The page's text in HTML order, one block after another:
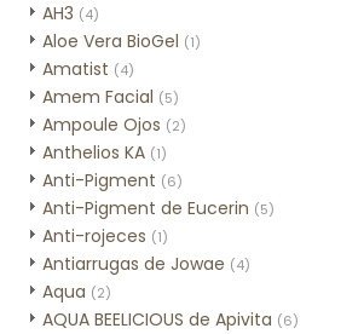
AH3 (4)
Aloe Vera BioGel (1)
Amatist (4)
Amem Facial (5)
Ampoule Ojos (2)
Anthelios KA (1)
Anti-Pigment (6)
Anti-Pigment de Eucerin (5)
Anti-rojeces (1)
Antiarrugas de Jowae (4)
Aqua (2)
AQUA BEELICIOUS de Apivita (6)